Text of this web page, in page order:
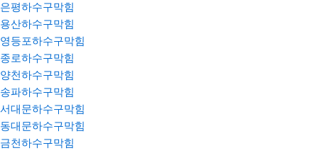
은평하수구막힘
용산하수구막힘
영등포하수구막힘
종로하수구막힘
양천하수구막힘
송파하수구막힘
서대문하수구막힘
동대문하수구막힘
금천하수구막힘